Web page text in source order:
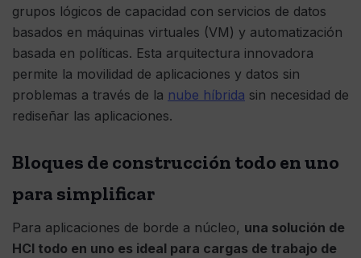
grupos lógicos de capacidad con servicios de datos
basados ​​en máquinas virtuales (VM) y automatización
basada en políticas. Esta arquitectura innovadora
permite la movilidad de aplicaciones y datos sin
problemas a través de la nube híbrida sin necesidad de
rediseñar las aplicaciones.
Bloques de construcción todo en uno
para simplificar
Para aplicaciones de borde a núcleo, una solución de
HCI todo en uno es ideal para cargas de trabajo de